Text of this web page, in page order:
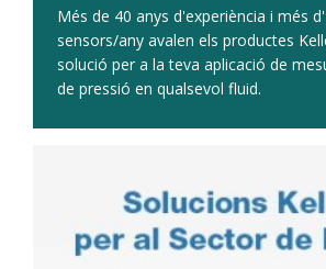
Més de 40 anys d'experiència i més
sensors/any avalen els productes
solució per a la teva aplicació de
de pressió en qualsevol fluid.